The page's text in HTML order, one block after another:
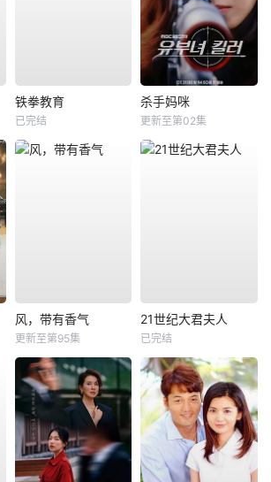
铁拳教育
已完结
杀手妈咪
更新至第02集
风，带有香气
更新至第95集
21世纪大君夫人
已完结